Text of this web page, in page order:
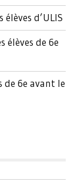
élèves d’ULIS
élèves de 6e
de 6e avant le